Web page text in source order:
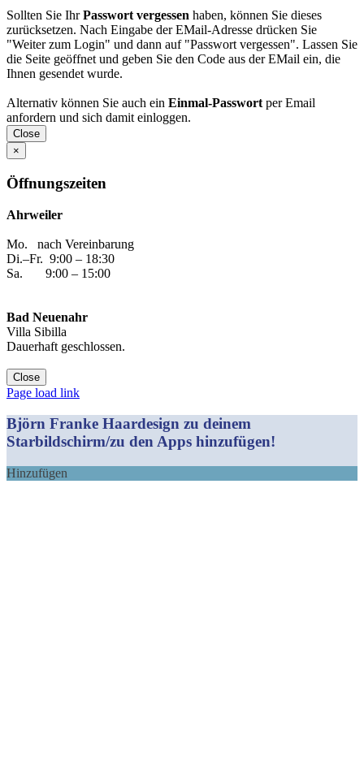
Sollten Sie IhrPasswort vergessen haben, können Sie dieses
zurück­setzen. Nach Eingabe der EMail-Adresse drücken Sie
"Weiter zum Login" und dann auf "Passwort vergessen". Lassen Sie
die Seite geöffnet und geben Sie den Code aus der EMail ein, die
Ihnen gesendet wurde.
Alternativ können Sie auch ein Einmal-Passwort per Email
anfordern und sich damit einloggen.
Close
×
Öffnungszeiten
Ahrweiler
Mo. nach Vereinbarung
Di.–Fr. 9:00 – 18:30
Sa. 9:00 – 15:00
Bad Neuenahr
Villa Sibilla
Dauerhaft geschlossen.
Close
Facebook
Instagram
YouTube
Yelp
WhatsApp
E-
Page load link
Björn Franke Haardesign zu deinem
Starbildschirm/zu den Apps hinzufügen!
Hinzufügen